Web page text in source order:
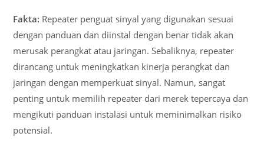
Fakta: Repeater penguat sinyal yang digunakan sesuai
dengan panduan dan diinstal dengan benar tidak akan
merusak perangkat atau jaringan. Sebaliknya, repeater
dirancang untuk meningkatkan kinerja perangkat dan
jaringan dengan memperkuat sinyal. Namun, sangat
penting untuk memilih repeater dari merek tepercaya dan
mengikuti panduan instalasi untuk meminimalkan risiko
potensial.